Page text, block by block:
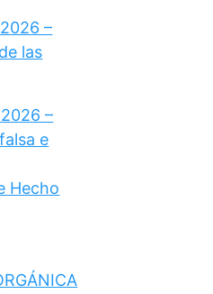
–
las
–
e
Hecho